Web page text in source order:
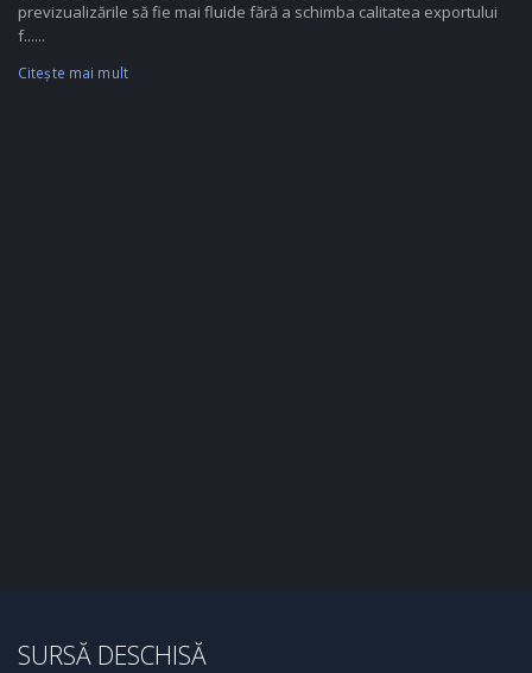
previzualizările să fie mai fluide fără a schimba calitatea exportului
f......
Citeşte mai mult
SURSĂ DESCHISĂ